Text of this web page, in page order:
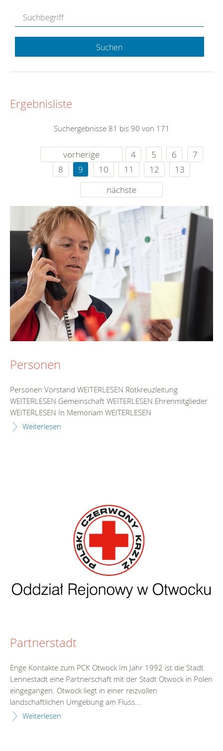
Suchen
Ergebnisliste
Suchergebnisse 81 bis 90 von 171
vorherige 4 5 6
7
8
9 10 11 12
13
nächste
Personen
Personen Vorstand WEITERLESEN Rotkreuzleitung
WEITERLESEN Gemeinschaft WEITERLESEN Ehrenmitglieder
WEITERLESEN In Memoriam WEITERLESEN
Weiterlesen
Partnerstadt
Enge Kontakte zum PCK Otwock Im Jahr 1992 ist die Stadt
Lennestadt eine Partnerschaft mit der Stadt Otwock in Polen
eingegangen. Otwock liegt in einer reizvollen
landschaftlichen Umgebung am Fluss...
Weiterlesen